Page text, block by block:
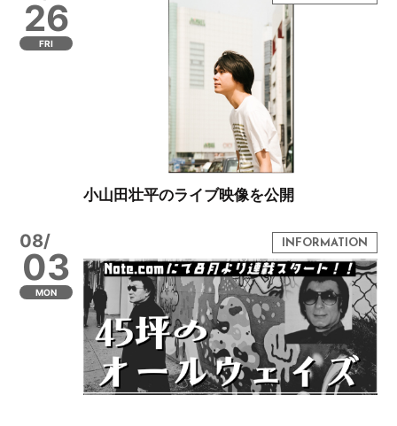
26
FRI
小山田壮平のライブ映像を公開
08/
03
MON